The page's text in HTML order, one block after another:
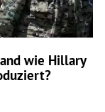
wie Hillary